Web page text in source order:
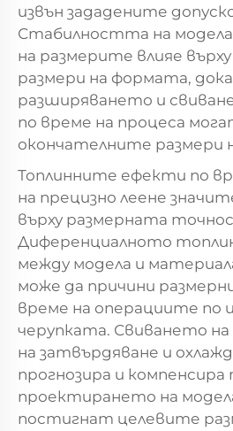
извън зададените
Стабилността на
на размерите влияе
размери на формата,
разширяването и
по време на процеса
окончателните размери
Топлинните ефекти по
на прецизно леене
върху размерната
Диференциалното
между модела и
може да причини
време на операциите по
черупката. Свиването
на затвърдяване и
прогнозира и
проектирането на
постигнат целевите